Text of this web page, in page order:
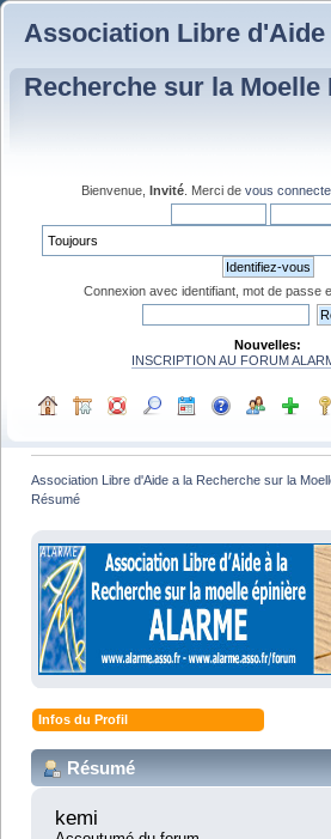
Association Libre d'Aide
Recherche sur la Moelle
Bienvenue, Invité . Merci de vous
Connexion avec identifiant, mot de passe
Nouvelles:
INSCRIPTION AU FORUM
Association Libre d'Aide a la Recherche sur la
Résumé
Infos du Profil
Résumé
kemi